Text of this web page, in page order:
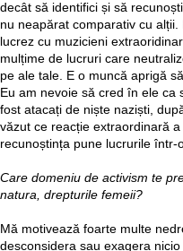
decât să identifici și să
nu neapărat comparativ cu
lucrez cu muzicieni
mulțime de lucruri care
pe ale tale. E o muncă aprigă
Eu am nevoie să cred în ele ca
fost atacați de niște naziști,
văzut ce reacție extraordinară
recunoștința pune lucrurile într-
Care domeniu de activism te
natura, drepturile femeii?
Mă motivează foarte multe
desconsidera sau exagera